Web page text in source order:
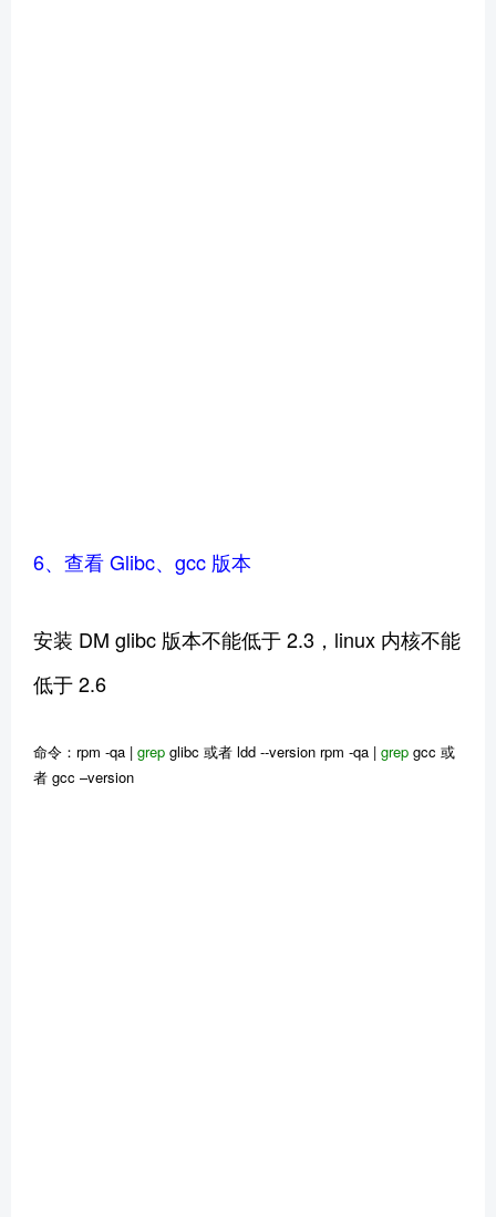
6、查看 Glibc、gcc 版本
安装 DM glibc 版本不能低于 2.3，linux 内核不能
低于 2.6
命令：rpm -qa | grep glibc 或者 ldd --version rpm -qa | grep gcc 或
者 gcc –version